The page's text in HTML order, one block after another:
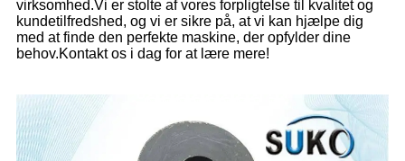
virksomhed.Vi er stolte af vores forpligtelse til kvalitet og
kundetilfredshed, og vi er sikre på, at vi kan hjælpe dig
med at finde den perfekte maskine, der opfylder dine
behov.Kontakt os i dag for at lære mere!